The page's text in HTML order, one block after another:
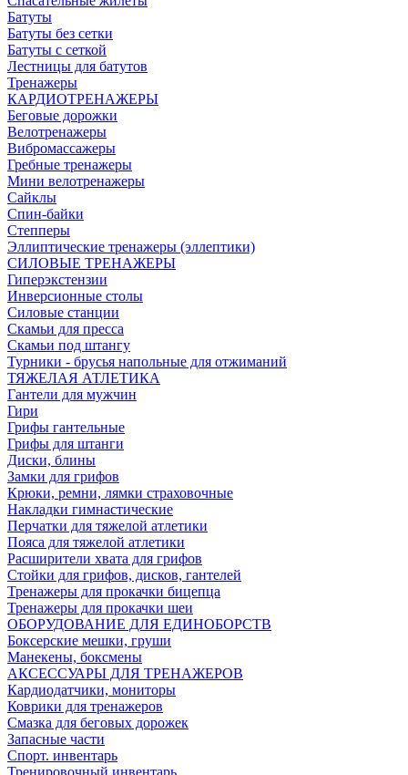
Батуты
Батуты без сетки
Батуты с сеткой
Лестницы для батутов
Тренажеры
КАРДИОТРЕНАЖЕРЫ
Беговые дорожки
Велотренажеры
Вибромассажеры
Гребные тренажеры
Мини велотренажеры
Сайклы
Спин-байки
Степперы
Эллиптические тренажеры (эллептики)
СИЛОВЫЕ ТРЕНАЖЕРЫ
Гиперэкстензии
Инверсионные столы
Силовые станции
Скамьи для пресса
Скамьи под штангу
Турники - брусья напольные для отжиманий
ТЯЖЕЛАЯ АТЛЕТИКА
Гантели для мужчин
Гири
Грифы гантельные
Грифы для штанги
Диски, блины
Замки для грифов
Крюки, ремни, лямки страховочные
Накладки гимнастические
Перчатки для тяжелой атлетики
Пояса для тяжелой атлетики
Расширители хвата для грифов
Стойки для грифов, дисков, гантелей
Тренажеры для прокачки бицепца
Тренажеры для прокачки шеи
ОБОРУДОВАНИЕ ДЛЯ ЕДИНОБОРСТВ
Боксерские мешки, груши
Манекены, боксмены
АКСЕССУАРЫ ДЛЯ ТРЕНАЖЕРОВ
Кардиодатчики, мониторы
Коврики для тренажеров
Смазка для беговых дорожек
Запасные части
Спорт. инвентарь
Тренировочный инвентарь